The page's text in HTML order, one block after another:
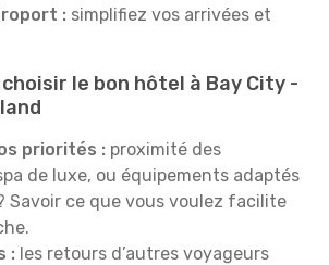
: simplifiez vos arrivées et
le bon hôtel à Bay City -
priorités : proximité des
de luxe, ou équipements adaptés
Savoir ce que vous voulez facilite
: les retours d’autres voyageurs